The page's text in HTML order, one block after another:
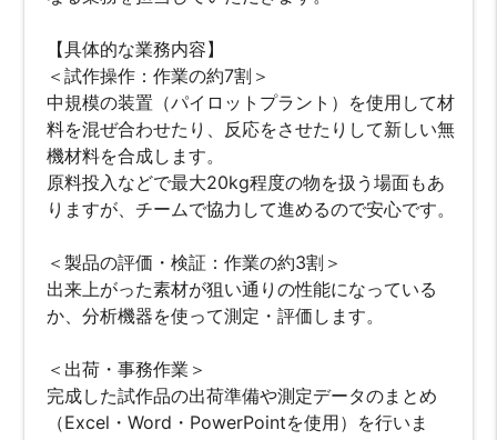
【具体的な業務内容】
＜試作操作：作業の約7割＞
中規模の装置（パイロットプラント）を使用して材
料を混ぜ合わせたり、反応をさせたりして新しい無
機材料を合成します。
原料投入などで最大20kg程度の物を扱う場面もあ
りますが、チームで協力して進めるので安心です。
＜製品の評価・検証：作業の約3割＞
出来上がった素材が狙い通りの性能になっている
か、分析機器を使って測定・評価します。
＜出荷・事務作業＞
完成した試作品の出荷準備や測定データのまとめ
（Excel・Word・PowerPointを使用）を行いま